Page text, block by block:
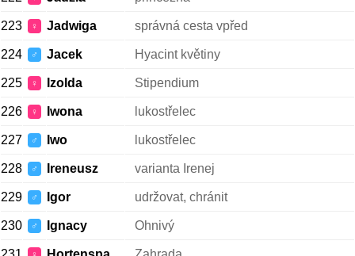
223 ♀ Jadwiga správná cesta vpřed
224 ♂ Jacek Hyacint květiny
225 ♀ Izolda Stipendium
226 ♀ Iwona lukostřelec
227 ♂ Iwo lukostřelec
228 ♂ Ireneusz varianta Irenej
229 ♂ Igor udržovat, chránit
230 ♂ Ignacy Ohnivý